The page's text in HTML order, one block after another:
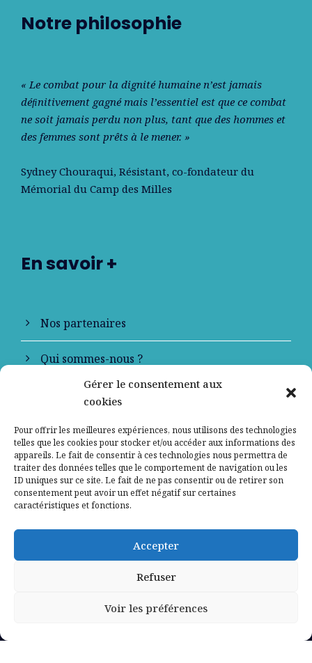
Gérer le consentement aux
cookies
Pour offrir les meilleures expériences, nous utilisons des technologies
telles que les cookies pour stocker et/ou accéder aux informations des
appareils. Le fait de consentir à ces technologies nous permettra de
traiter des données telles que le comportement de navigation ou les
ID uniques sur ce site. Le fait de ne pas consentir ou de retirer son
consentement peut avoir un effet négatif sur certaines
caractéristiques et fonctions.
Accepter
Refuser
Voir les préférences
Notre philosophie
« Le combat pour la dignité humaine n’est jamais
déﬁnitivement gagné mais l’essentiel est que ce combat
ne soit jamais perdu non plus, tant que des hommes et
des femmes sont prêts à le mener. »
Sydney Chouraqui, Résistant, co-fondateur du
Mémorial du Camp des Milles
En savoir +
Nos partenaires
Qui sommes-nous ?
Contactez-nous
Mentions légales
Politique de confidentialité